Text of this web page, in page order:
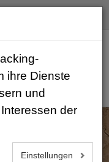
ihre Dienste
und
der
Einstellungen